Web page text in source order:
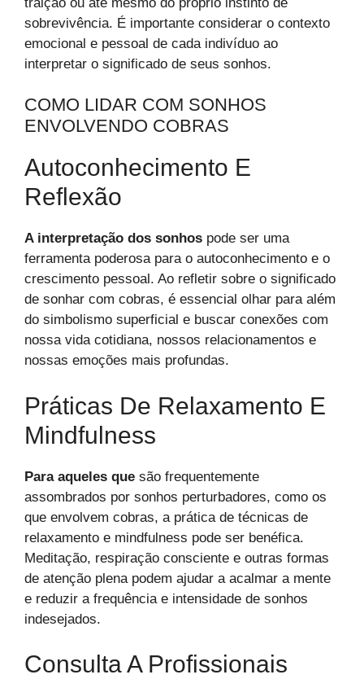
sobrevivência. É importante considerar o contexto
emocional e pessoal de cada indivíduo ao
interpretar o significado de seus sonhos.
COMO LIDAR COM SONHOS
ENVOLVENDO COBRAS
Autoconhecimento E
Reflexão
A interpretação dos sonhos pode ser uma
ferramenta poderosa para o autoconhecimento e o
crescimento pessoal. Ao refletir sobre o significado
de sonhar com cobras, é essencial olhar para além
do simbolismo superficial e buscar conexões com
nossa vida cotidiana, nossos relacionamentos e
nossas emoções mais profundas.
Práticas De Relaxamento E
Mindfulness
Para aqueles que são frequentemente
assombrados por sonhos perturbadores, como os
que envolvem cobras, a prática de técnicas de
relaxamento e mindfulness pode ser benéfica.
Meditação, respiração consciente e outras formas
de atenção plena podem ajudar a acalmar a mente
e reduzir a frequência e intensidade de sonhos
indesejados.
Consulta A Profissionais